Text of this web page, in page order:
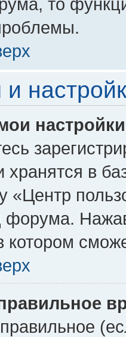
хранятся в
«Центр
форума.
котором